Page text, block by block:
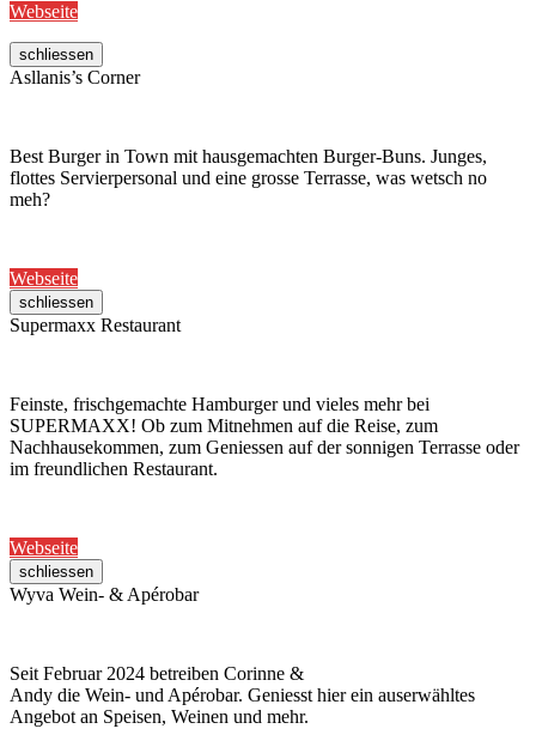
Webseite
schliessen
Asllanis’s Corner
Best Burger in Town mit hausgemachten Burger-Buns. Junges,
flottes Servierpersonal und eine grosse Terrasse, was wetsch no
meh?
Webseite
schliessen
Supermaxx Restaurant
Feinste, frischgemachte Hamburger und vieles mehr bei
SUPERMAXX! Ob zum Mitnehmen auf die Reise, zum
Nachhausekommen, zum Geniessen auf der sonnigen Terrasse oder
im freundlichen Restaurant.
Webseite
schliessen
Wyva Wein- & Apérobar
Seit Februar 2024 betreiben Corinne &
Andy die Wein- und Apérobar. Geniesst hier ein auserwähltes
Angebot an Speisen, Weinen und mehr.